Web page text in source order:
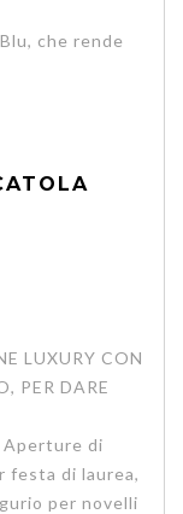
che rende
LUXURY CON
PER DARE
Aperture di
festa di laurea,
per novelli